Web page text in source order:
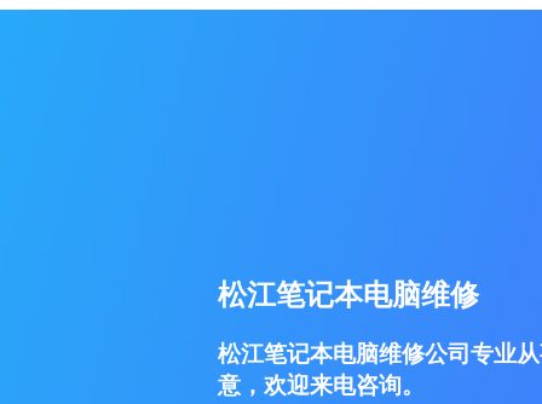
松江笔记本电脑维修
松江笔记本电脑维修公司专业
意，欢迎来电咨询。